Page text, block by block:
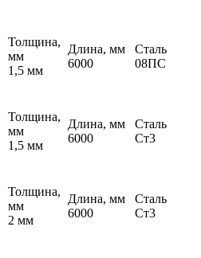
Толщина,
мм
1,5 мм
Длина, мм
6000
Сталь
08ПС
Толщина,
мм
1,5 мм
Длина, мм
6000
Сталь
Ст3
Толщина,
мм
2 мм
Длина, мм
6000
Сталь
Ст3